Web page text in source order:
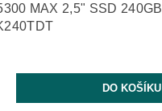
MAX 2,5" SSD 240GB